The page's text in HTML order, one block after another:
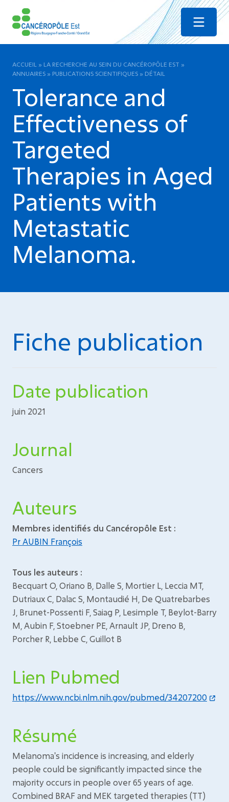
Menu
ACCUEIL » LA RECHERCHE AU SEIN DU CANCÉROPÔLE EST »
ANNUAIRES » PUBLICATIONS SCIENTIFIQUES » DÉTAIL
Tolerance and
Effectiveness of
Targeted
Therapies in Aged
Patients with
Metastatic
Melanoma.
Fiche publication
Date publication
juin 2021
Journal
Cancers
Auteurs
Membres identifiés du Cancéropôle Est :
Pr AUBIN François
Tous les auteurs :
Becquart O, Oriano B, Dalle S, Mortier L, Leccia MT,
Dutriaux C, Dalac S, Montaudié H, De Quatrebarbes
J, Brunet-Possenti F, Saiag P, Lesimple T, Beylot-Barry
M, Aubin F, Stoebner PE, Arnault JP, Dreno B,
Porcher R, Lebbe C, Guillot B
Lien Pubmed
https://www.ncbi.nlm.nih.gov/pubmed/34207200
Résumé
Melanoma's incidence is increasing, and elderly
people could be significantly impacted since the
majority occurs in people over 65 years of age.
Combined BRAF and MEK targeted therapies (TT)